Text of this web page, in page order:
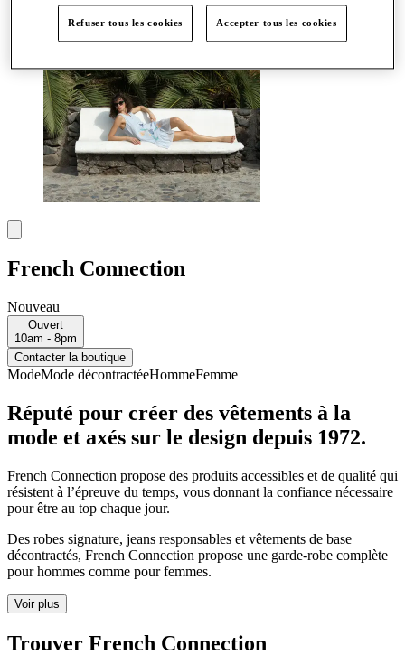
French Connection
Nouveau
Ouvert
10am - 8pm
Contacter la boutique
ModeMode décontractéeHommeFemme
Réputé pour créer des vêtements à la
mode et axés sur le design depuis 1972.
French Connection propose des produits accessibles et de qualité qui
résistent à l’épreuve du temps, vous donnant la confiance nécessaire
pour être au top chaque jour.
Des robes signature, jeans responsables et vêtements de base
décontractés, French Connection propose une garde-robe complète
pour hommes comme pour femmes.
Voir plus
Trouver French Connection
Refuser tous les cookies Accepter tous les cookies